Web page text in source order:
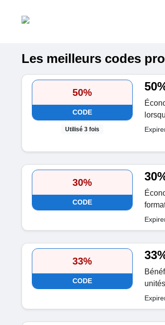
Les meilleurs codes
50%
CODE
Utilisé 3 fois
30%
CODE
33%
CODE